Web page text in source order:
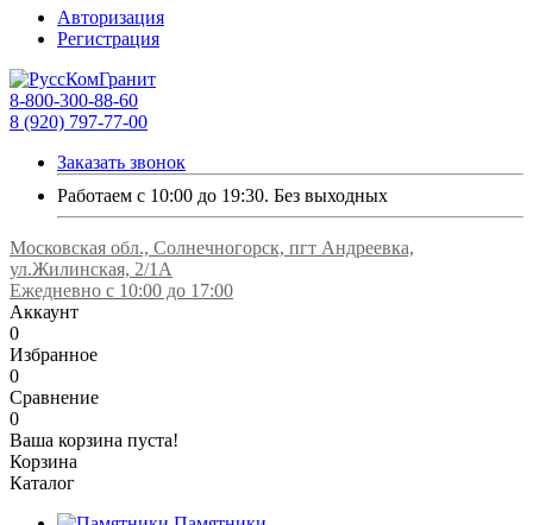
Авторизация
Регистрация
8-800-300-88-60
8 (920) 797-77-00
Заказать звонок
Работаем с 10:00 до 19:30. Без выходных
Московская обл., Солнечногорск, пгт Андреевка,
ул.Жилинская, 2/1А
Ежедневно с 10:00 до 17:00
Аккаунт
0
Избранное
0
Сравнение
0
Ваша корзина пуста!
Корзина
Каталог